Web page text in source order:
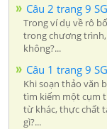
Câu 2 trang 9
Trong ví dụ về rô
trong chương
không?...
Câu 1 trang 9
Khi soạn thảo văn
tìm kiếm một cụm
từ khác, thực chất
gì?...